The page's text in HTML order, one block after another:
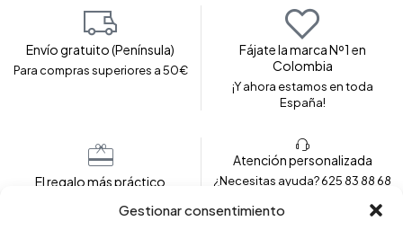
Gestionar consentimiento
Envío gratuito (Península)
Para compras superiores a 50€
Fájate la marca Nº1 en
Colombia
¡Y ahora estamos en toda
España!
El regalo más práctico
regalar
Atención personalizada
¿Necesitas ayuda? 625 83 88 68